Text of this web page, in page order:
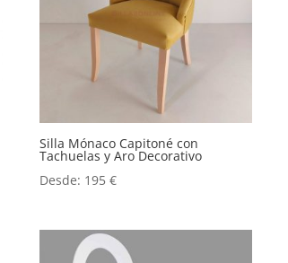
Silla Mónaco Capitoné con
Tachuelas y Aro Decorativo
Desde: 195€